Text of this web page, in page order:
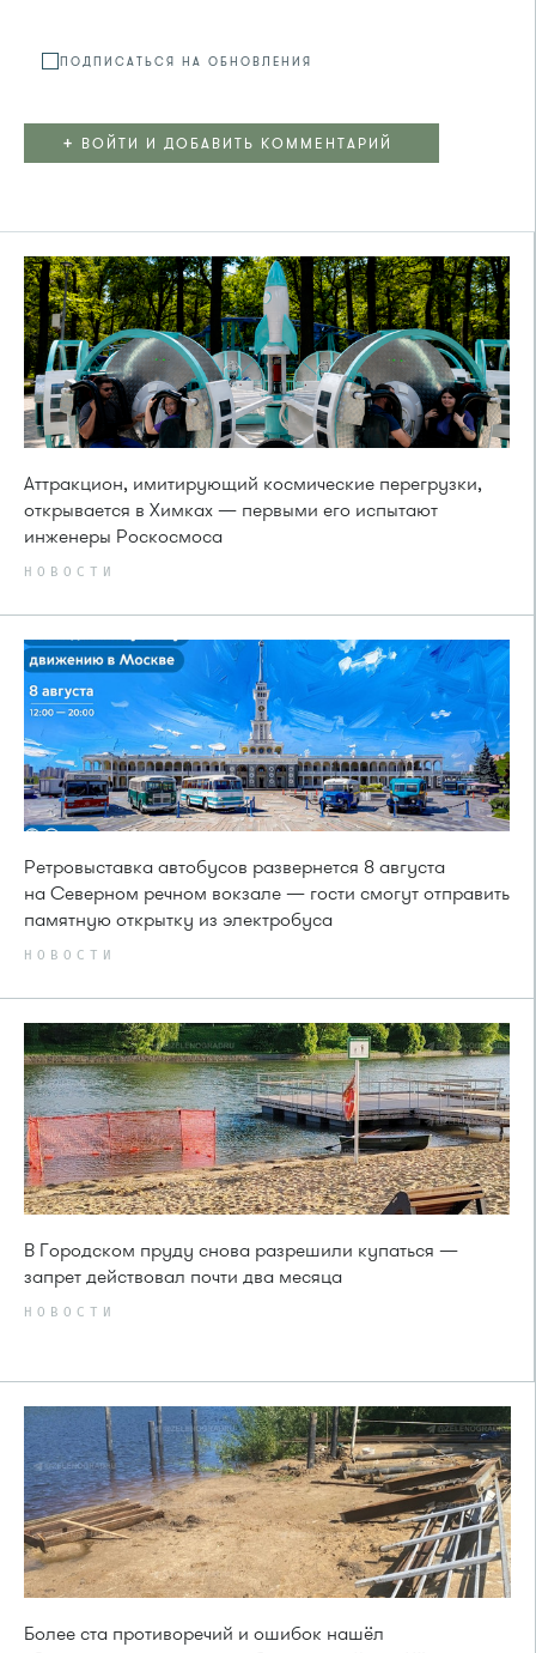
ПОДПИСАТЬСЯ НА ОБНОВЛЕНИЯ
+ ВОЙТИ И ДОБАВИТЬ КОММЕНТАРИЙ
Аттракцион, имитирующий космические перегрузки,
открывается в Химках — первыми его испытают
инженеры Роскосмоса
НОВОСТИ
Ретровыставка автобусов развернется 8 августа
на Северном речном вокзале — гости смогут отправить
памятную открытку из электробуса
НОВОСТИ
В Городском пруду снова разрешили купаться —
запрет действовал почти два месяца
НОВОСТИ
Более ста противоречий и ошибок нашёл